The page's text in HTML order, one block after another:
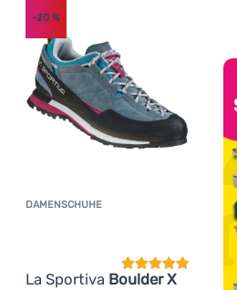
DAMENSCHUHE
La Sportiva Boulder X
Kundenbewertung
-20 %